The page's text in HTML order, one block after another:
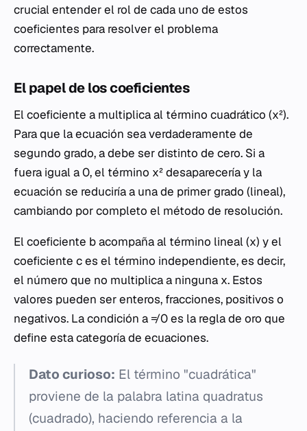
crucial entender el rol de cada uno de estos
coeficientes para resolver el problema
correctamente.
El papel de los coeficientes
El coeficiente a multiplica al término cuadrático (x²).
Para que la ecuación sea verdaderamente de
segundo grado,adebe ser distinto de cero. Si a
fuera igual a 0, el término x²desaparecería y la
ecuación se reduciría a una de primer grado (lineal),
cambiando por completo el método de resolución.
El coeficiente bacompaña al término lineal (x) y el
coeficiente ces el término independiente, es decir,
el número que no multiplica a ninguna x. Estos
valores pueden ser enteros, fracciones, positivos o
negativos. La condición a ≠ 0 es la regla de oro que
define esta categoría de ecuaciones.
Dato curioso: El término "cuadrática"
proviene de la palabra latina quadratus
(cuadrado), haciendo referencia a la